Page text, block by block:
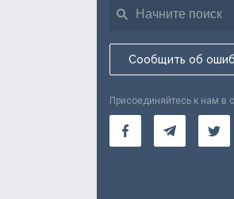
Сообщить об
Присоединяйтесь к нам в